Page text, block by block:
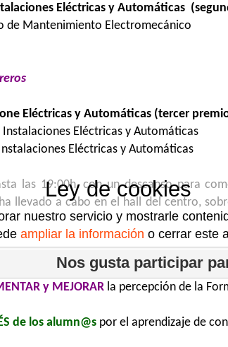
Eléctricas y Automáticas
de Mantenimiento Electromecánico
Eléctricas y Automáticas (tercer
Eléctricas y Automáticas
Eléctricas y Automáticas
las 19:00h, con un descanso para
llevado a cabo en el hall del centro,
Nos gusta participar
y MEJORARla percepción de la
de los alumn@s por el aprendizaje de
Ley de cookies
nuestro servicio y mostrarle
ampliar la información o cerrar este